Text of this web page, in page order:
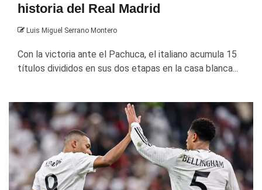
historia del Real Madrid
Luis Miguel Serrano Montero
Con la victoria ante el Pachuca, el italiano acumula 15
títulos divididos en sus dos etapas en la casa blanca...